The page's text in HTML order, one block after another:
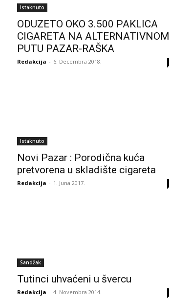
Istaknuto
ODUZETO OKO 3.500 PAKLICA
CIGARETA NA ALTERNATIVNOM
PUTU PAZAR-RAŠKA
Redakcija - 6. Decembra 2018.
Istaknuto
Novi Pazar : Porodična kuća
pretvorena u skladište cigareta
Redakcija - 1. Juna 2017.
Sandžak
Tutinci uhvaćeni u švercu
Redakcija - 4. Novembra 2014.